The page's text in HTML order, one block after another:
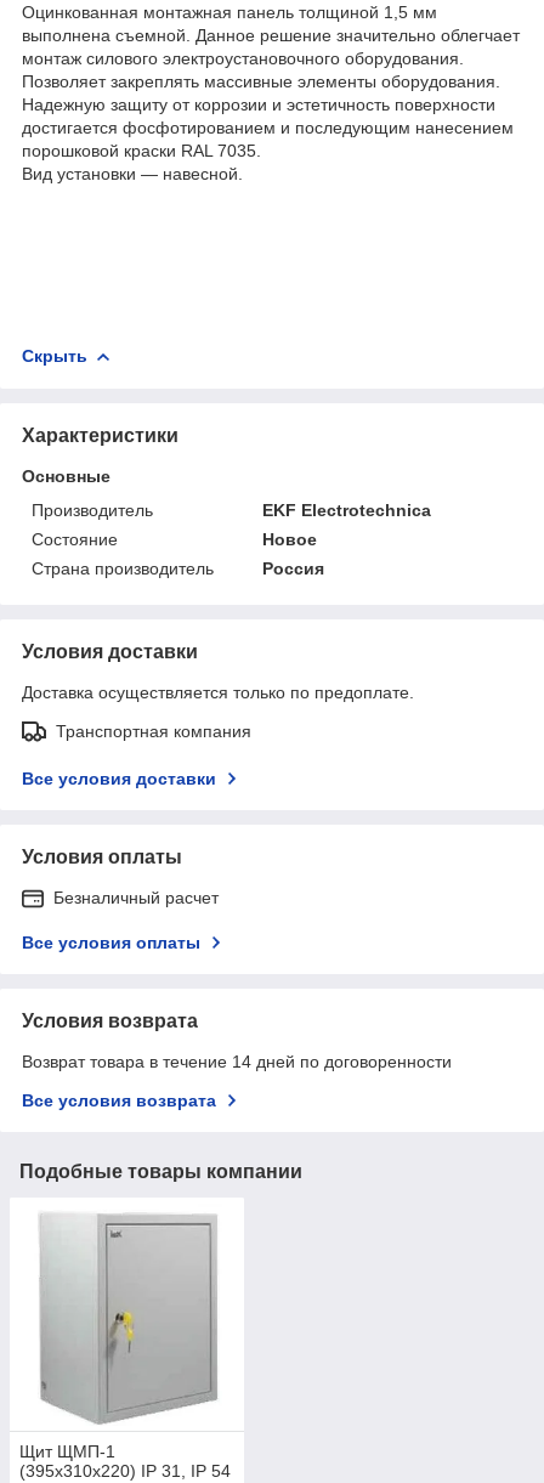
Оцинкованная монтажная панель толщиной 1,5 мм
выполнена съемной. Данное решение значительно облегчает
монтаж силового электроустановочного оборудования.
Позволяет закреплять массивные элементы оборудования.
Надежную защиту от коррозии и эстетичность поверхности
достигается фосфотированием и последующим нанесением
порошковой краски RAL 7035.
Вид установки — навесной.
Скрыть
Характеристики
Основные
Производитель
EKF Electrotechnica
Состояние
Новое
Страна производитель
Россия
Условия доставки
Доставка осуществляется только по предоплате.
Транспортная компания
Все условия доставки
Условия оплаты
Безналичный расчет
Все условия оплаты
Условия возврата
Возврат товара в течение 14 дней по договоренности
Все условия возврата
Подобные товары компании
Щит ЩМП-1
(395х310х220) IP 31, IP 54